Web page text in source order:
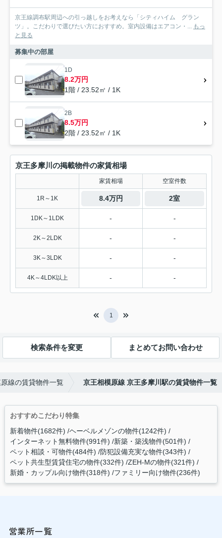
京王線調布駅周辺への引っ越しをお考えなら「シティハイム グラン
ツ」。こだわりで選びたい方におすすめ。室内設備はエアコン・...
もっ
と見る
募集中の部屋
1D
8.2万円
1階 / 23.52㎡ / 1K
2B
8.5万円
2階 / 23.52㎡ / 1K
京王多摩川の掲載物件の家賃相場
家賃相場 空室件数
1R～1K 8.4万円 2室
1DK～1LDK - -
2K～2LDK - -
3K～3LDK - -
4K～4LDK以上 - -
1
検索条件を変更 まとめてお問い合わせ
線の賃貸物件一覧 京王相模原線 京王多摩川駅の賃貸物件一覧
おすすめこだわり特集
新着物件(1682件) ヘーベルメゾンの物件(1242件)
インターネット無料物件(991件) 新築・築浅物件(501件)
ペット相談・可物件(484件) 防犯設備充実な物件(343件)
ペット共生型賃貸住宅の物件(332件) ZEH-Mの物件(321件)
新婚・カップル向け物件(318件) ファミリー向け物件(236件)
営業所一覧